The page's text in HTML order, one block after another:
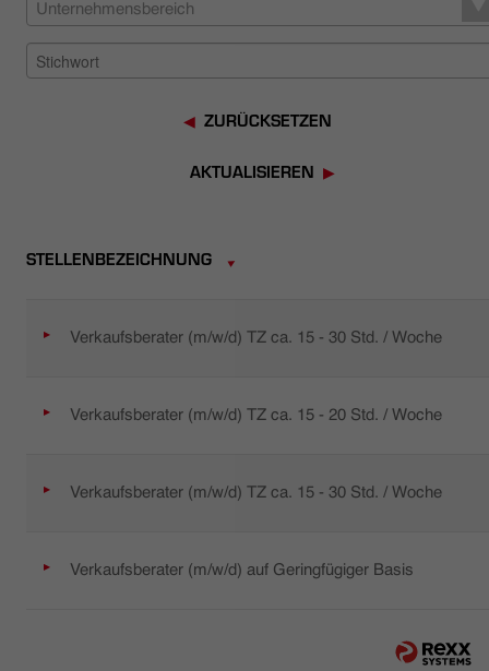
Unternehmensbereich
ZURÜCKSETZEN
AKTUALISIEREN
STELLENBEZEICHNUNG
Verkaufsberater (m/w/d) TZ ca. 15 - 30 Std. / Woche
Verkaufsberater (m/w/d) TZ ca. 15 - 20 Std. / Woche
Verkaufsberater (m/w/d) TZ ca. 15 - 30 Std. / Woche
Verkaufsberater (m/w/d) auf Geringfügiger Basis